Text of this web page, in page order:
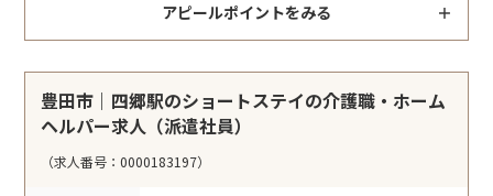
アピールポイントをみる
豊田市｜四郷駅のショートステイの介護職・ホーム
ヘルパー求人（派遣社員）
（求人番号：0000183197）